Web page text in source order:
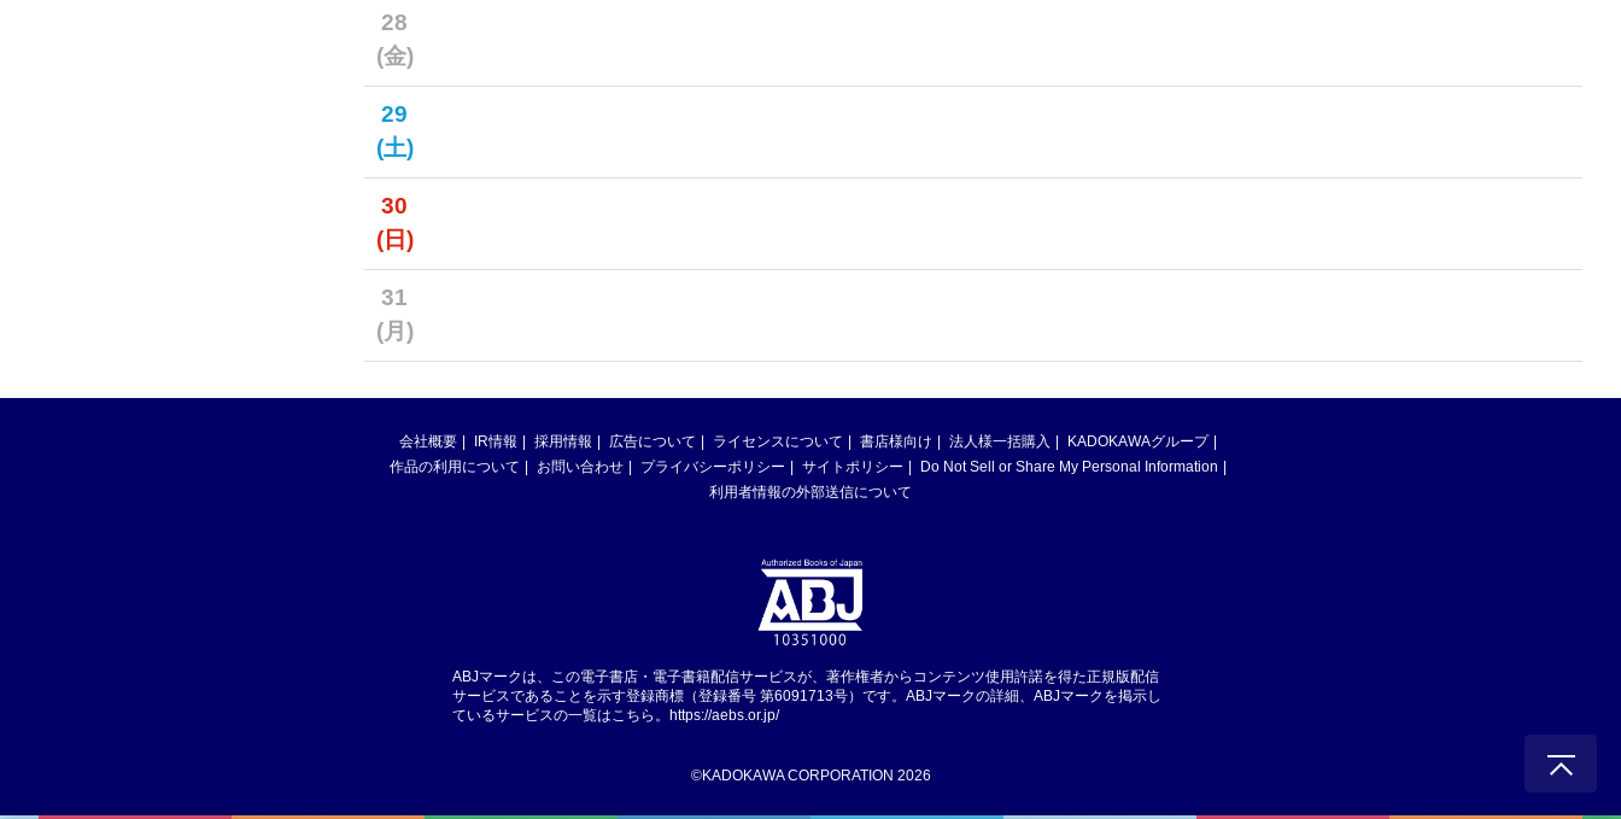
28
(金)
29
(土)
30
(日)
31
(月)
会社概要 IR情報 採用情報 広告について ライセンスについて 書店様向け 法人様一括購入
KADOKAWAグループ
作品の利用について
お問い合わせ プライバシーポリシー サイトポリシー
Do Not Sell or Share My Personal Information
利用者情報の外部送信について
ABJマークは、この電子書店・電子書籍配信サービスが、著作権者からコンテンツ使用許諾を得た正規版配信
サービスであることを示す登録商標（登録番号 第6091713号）です。ABJマークの詳細、ABJマークを掲示し
ているサービスの一覧はこちら。 https://aebs.or.jp/
©KADOKAWA CORPORATION 2026